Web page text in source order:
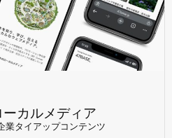
カルメディア
業タイアップコンテンツ